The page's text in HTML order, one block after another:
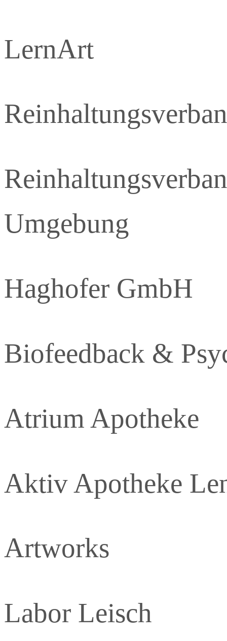
LernArt
Umgebung
Haghofer GmbH
Biofeedback &
Atrium Apotheke
Aktiv Apotheke
Artworks
Labor Leisch